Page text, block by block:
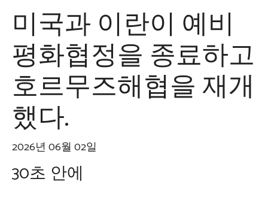
미국과 이란이 예비
평화협정을 종료하고
호르무즈해협을 재개
했다.
2026년 06월 02일
30초 안에